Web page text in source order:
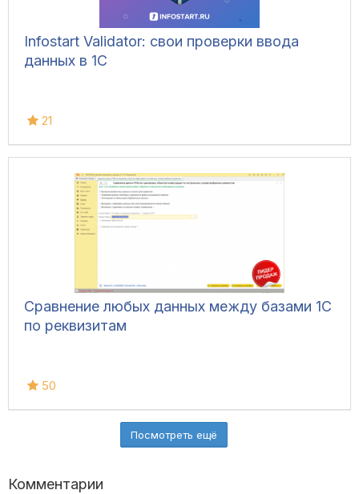
Infostart Validator: свои проверки ввода
данных в 1С
21
Сравнение любых данных между базами 1С
по реквизитам
50
Посмотреть ещё
Комментарии